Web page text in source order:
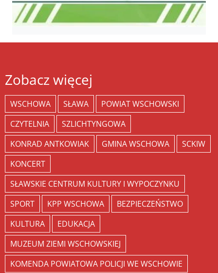
Zobacz więcej
WSCHOWA SŁAWA
POWIAT WSCHOWSKI
CZYTELNIA
SZLICHTYNGOWA
KONRAD ANTKOWIAK
GMINA WSCHOWA
SCKIW
KONCERT
SŁAWSKIE CENTRUM KULTURY I WYPOCZYNKU
SPORT
KPP WSCHOWA
BEZPIECZEŃSTWO
KULTURA
EDUKACJA
MUZEUM ZIEMI WSCHOWSKIEJ
KOMENDA POWIATOWA POLICJI WE WSCHOWIE